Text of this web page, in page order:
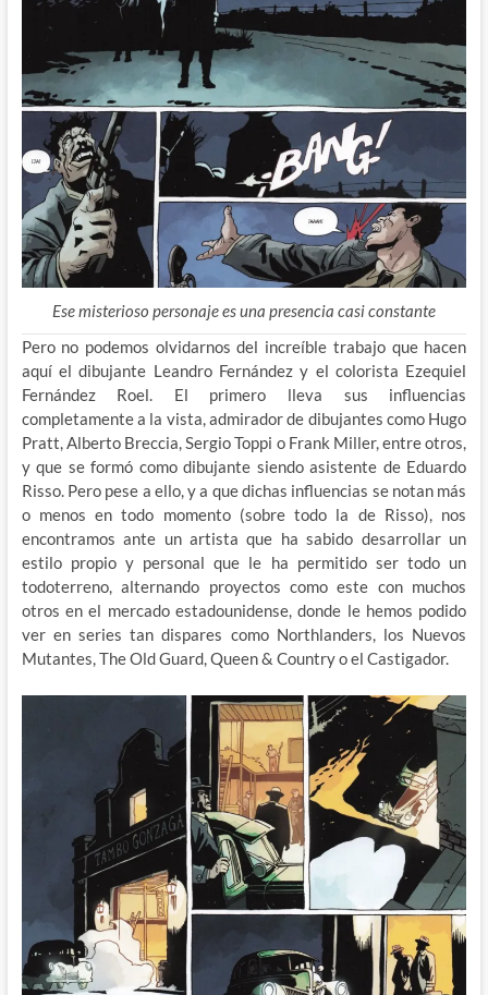
Ese misterioso personaje es una presencia casi constante
Pero no podemos olvidarnos del increíble trabajo que hacen
aquí el dibujante Leandro Fernández y el colorista Ezequiel
Fernández Roel. El primero lleva sus influencias
completamente a la vista, admirador de dibujantes como Hugo
Pratt, Alberto Breccia, Sergio Toppi o Frank Miller, entre otros,
y que se formó como dibujante siendo asistente de Eduardo
Risso. Pero pese a ello, y a que dichas influencias se notan más
o menos en todo momento (sobre todo la de Risso), nos
encontramos ante un artista que ha sabido desarrollar un
estilo propio y personal que le ha permitido ser todo un
todoterreno, alternando proyectos como este con muchos
otros en el mercado estadounidense, donde le hemos podido
ver en series tan dispares como Northlanders, los Nuevos
Mutantes, The Old Guard, Queen & Country o el Castigador.